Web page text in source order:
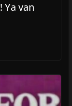
Ya van